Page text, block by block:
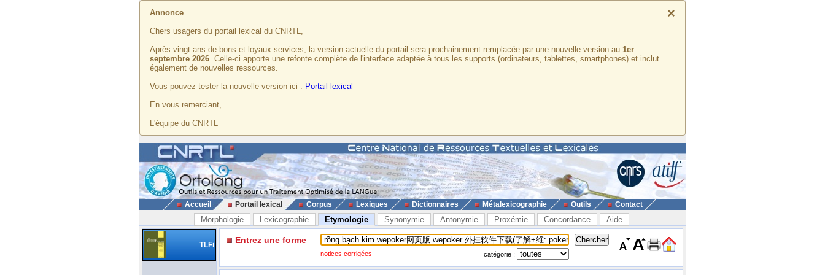
×
Annonce
Chers usagers du portail lexical du CNRTL,
Après vingt ans de bons et loyaux services, la version actuelle du portail sera prochainement remplacée par une nouvelle version au 1er
septembre 2026. Celle-ci apporte une refonte complète de l'interface adaptée à tous les supports (ordinateurs, tablettes, smartphones) et inclut
également de nouvelles ressources.
Vous pouvez tester la nouvelle version ici : Portail lexical
En vous remerciant,
L'équipe du CNRTL
Accueil Portail lexical Corpus Lexiques Dictionnaires Métalexicographie Outils Contact
Morphologie Lexicographie Etymologie Synonymie Antonymie Proxémie Concordance Aide
TLFi Entrez une forme
notices corrigées catégorie :